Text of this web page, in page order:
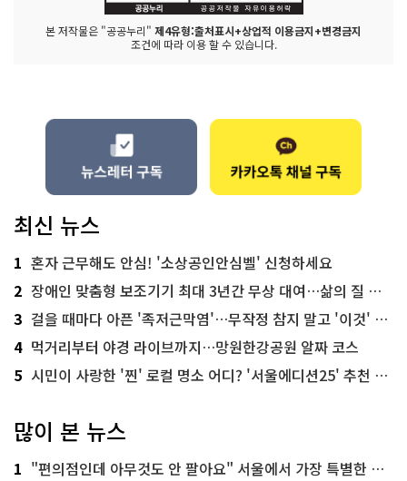
본 저작물은 "공공누리" 제4유형:출처표시+상업적 이용금지+변경금지
조건에 따라 이용 할 수 있습니다.
최신 뉴스
1 혼자 근무해도 안심! '소상공인안심벨' 신청하세요
2 장애인 맞춤형 보조기기 최대 3년간 무상 대여…삶의 질 높인다
3 걸을 때마다 아픈 '족저근막염'…무작정 참지 말고 '이것' 해보세요!
4 먹거리부터 야경 라이브까지…망원한강공원 알짜 코스
5 시민이 사랑한 '찐' 로컬 명소 어디? '서울에디션25' 추천 코스
많이 본 뉴스
1 "편의점인데 아무것도 안 팔아요" 서울에서 가장 특별한 편의점의 정체